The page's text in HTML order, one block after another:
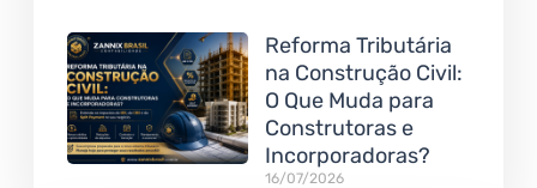
Reforma Tributária
na Construção Civil:
O Que Muda para
Construtoras e
Incorporadoras?
16/07/2026